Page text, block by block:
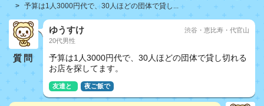
予算は1人3000円代で、30人ほどの団体で貸し...
質問
ゆうすけ
20代男性
渋谷・恵比寿・代官山
予算は1人3000円代で、30人ほどの団体で貸し切れる
お店を探してます。
友達と 夜ご飯で